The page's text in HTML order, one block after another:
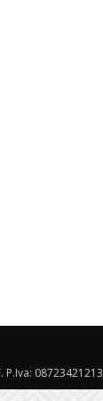
08723421213